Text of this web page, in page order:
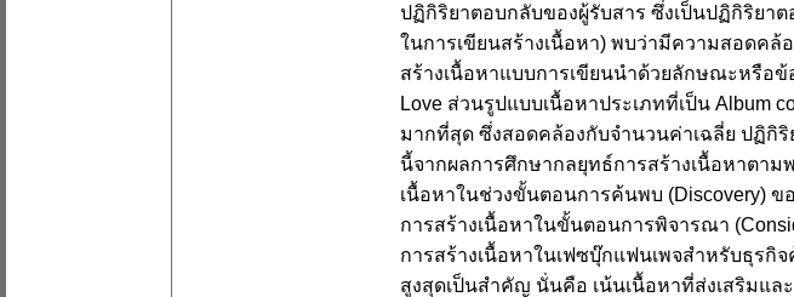
ปฏิกิริยาตอบกลับของผู้รับสาร ซึ่งเป็นปฏิกิริยา
ในการเขียนสร้างเนื้อหา) พบว่ามีความสอดค
สร้างเนื้อหาแบบการเขียนนำด้วยลักษณะหรือข้
Love ส่วนรูปแบบเนื้อหาประเภทที่เป็น Album
มากที่สุด ซึ่งสอดคล้องกับจำนวนค่าเฉลี่ย ปฏิกิริ
นี้จากผลการศึกษากลยุทธ์การสร้างเนื้อหาตา
เนื้อหาในช่วงขั้นตอนการค้นพบ (Discovery)
การสร้างเนื้อหาในขั้นตอนการพิจารณา
การสร้างเนื้อหาในเฟซบุ๊กแฟนเพจสำหรับธุร
สูงสุดเป็นสำคัญ นั่นคือ เน้นเนื้อหาที่ส่งเสริมแล